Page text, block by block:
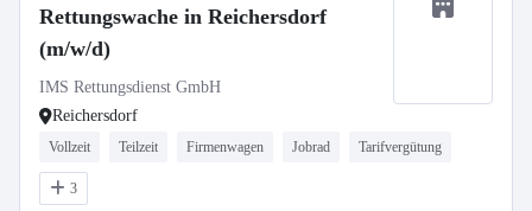
Rettungswache in Reichersdorf
(m/w/d)
IMS Rettungsdienst GmbH
Reichersdorf
Vollzeit Teilzeit Firmenwagen Jobrad Tarifvergütung
3